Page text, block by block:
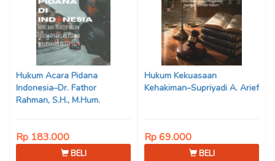
Hukum Acara Pidana
Indonesia–Dr. Fathor
Rahman, S.H., M.Hum.
Rp 183.000
BELI
Hukum Kekuasaan
Kehakiman–Supriyadi A. Arief
Rp 69.000
BELI